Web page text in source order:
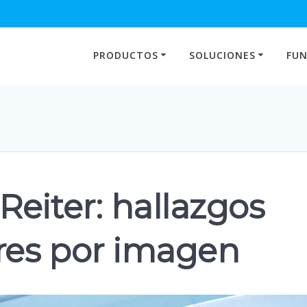
PRODUCTOS
SOLUCIONES
hallazgos
por imagen